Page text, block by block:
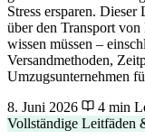
Stress ersparen.
über den Transport
wissen müssen –
Versandmethoden,
Umzugsunternehmen
8. Juni 2026
4 min
Vollständige Leitfäden